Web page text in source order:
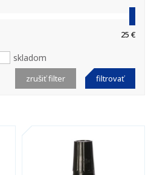
25 €
skladom
filtrovať
zrušiť filter